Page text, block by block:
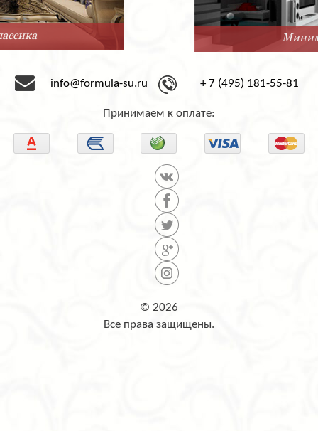
info@formula-su.ru + 7 (495) 181-55-81
Принимаем к оплате:
© 2026
Все права защищены.